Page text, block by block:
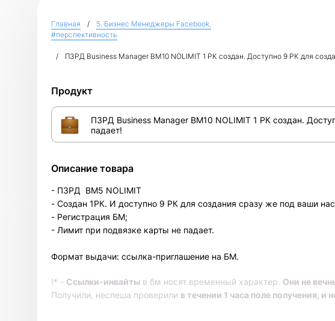
Главная
5. Бизнес Менеджеры Facebook.
#перспективность
ПЗРД Business Manager BM10 NOLIMIT 1 РК создан. Доступно 9 РК для
Продукт
ПЗРД Business Manager BM10 NOLIMIT 1 РК создан.
падает!
Описание товара
- ПЗРД BM5 NOLIMIT
- Создан 1РК. И доступно 9 РК для создания сразу же под ваши
- Регистрация БМ;
- Лимит при подвязке карты не падает.
Формат выдачи: ссылка-приглашение на БМ.
!* - Ссылки-инвайты в бм носят временный характер. Они не
Получили, неспеша проверили в течении 1 часа поле получения, и